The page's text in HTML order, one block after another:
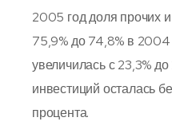
2005 год доля прочих
75,9% до 74,8% в
увеличилась с 23,3%
инвестиций осталась
процента.